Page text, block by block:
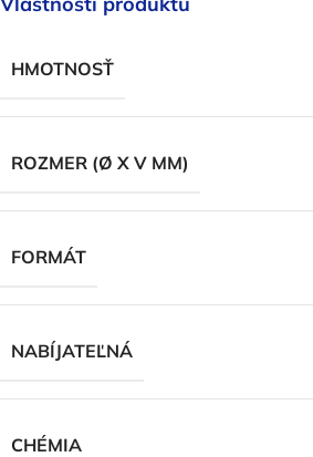
HMOTNOSŤ
ROZMER (Ø X V MM)
FORMÁT
NABÍJATEĽNÁ
CHÉMIA